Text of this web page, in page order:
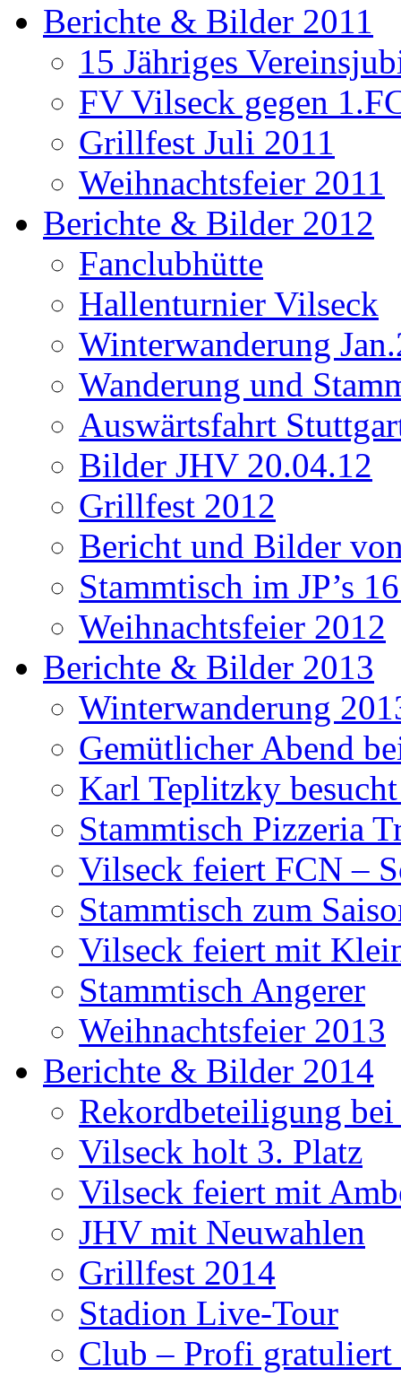
Berichte & Bilder 2011
15 Jähriges
FV Vilseck gegen
Grillfest Juli 2011
Weihnachtsfeier 2011
Berichte & Bilder 2012
Fanclubhütte
Hallenturnier Vilseck
Winterwanderung
Wanderung und
Auswärtsfahrt
Bilder JHV 20.04.12
Grillfest 2012
Bericht und Bilder
Stammtisch im JP’s
Weihnachtsfeier 2012
Berichte & Bilder 2013
Winterwanderung
Gemütlicher Abend
Karl Teplitzky
Stammtisch Pizzeria
Vilseck feiert FCN –
Stammtisch zum
Vilseck feiert mit
Stammtisch Angerer
Weihnachtsfeier 2013
Berichte & Bilder 2014
Rekordbeteiligung bei
Vilseck holt 3. Platz
Vilseck feiert mit
JHV mit Neuwahlen
Grillfest 2014
Stadion Live-Tour
Club – Profi gratuliert